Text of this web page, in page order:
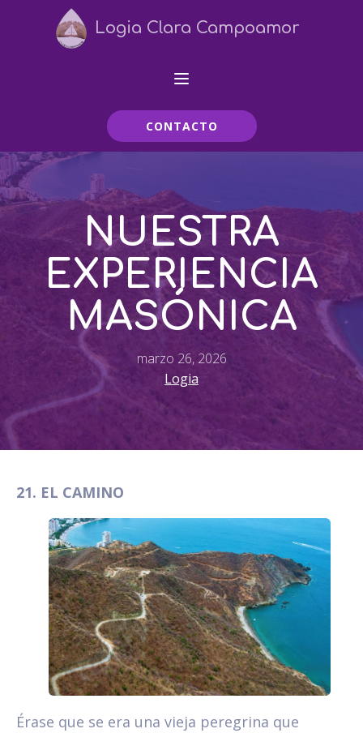
Logia Clara Campoamor
CONTACTO
NUESTRA
EXPERIENCIA
MASÓNICA
marzo 26, 2026
Logia
21. EL CAMINO
Érase que se era una vieja peregrina que